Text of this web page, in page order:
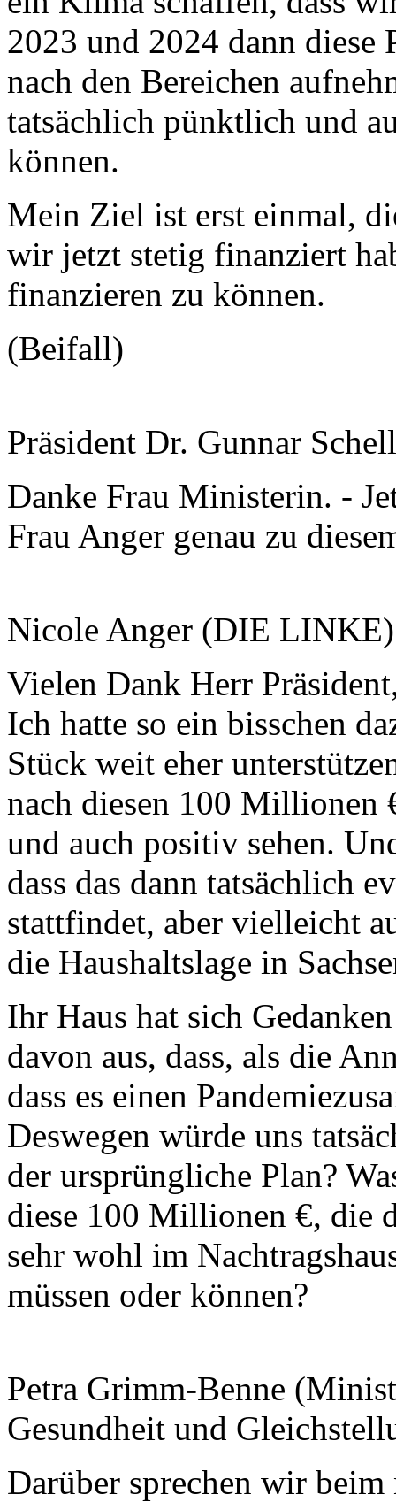
2023 und 2024 dann diese
nach den Bereichen
tatsächlich pünktlich und
können.
Mein Ziel ist erst einmal,
wir jetzt stetig finanziert
finanzieren zu können.
(Beifall)
Präsident Dr. Gunnar
Danke Frau Ministerin. -
Frau Anger genau zu
Nicole Anger (DIE
Vielen Dank Herr
Ich hatte so ein bisschen
Stück weit eher
nach diesen 100
und auch positiv sehen.
dass das dann tatsächlich
stattfindet, aber vielleicht
die Haushaltslage in
Ihr Haus hat sich
davon aus, dass, als die
dass es einen
Deswegen würde uns
der ursprüngliche Plan?
diese 100 Millionen €, die
sehr wohl im
müssen oder können?
Petra Grimm-Benne
Gesundheit und
Darüber sprechen wir beim